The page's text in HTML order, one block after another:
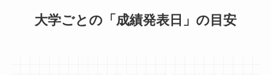
大学ごとの「成績発表日」の目安